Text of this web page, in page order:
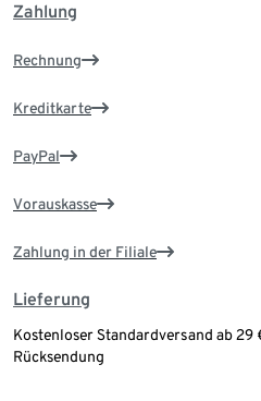
Zahlung
Rechnung
Kreditkarte
PayPal
Vorauskasse
Zahlung in der Filiale
Lieferung
Kostenloser Standardversand ab 29
Rücksendung